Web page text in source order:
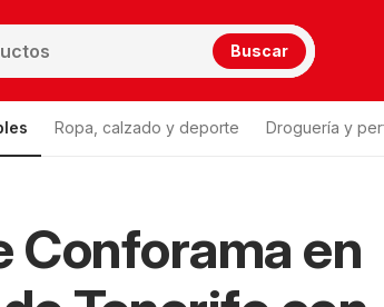
Buscar
Ropa, calzado y deporte Droguería y
Conforama en